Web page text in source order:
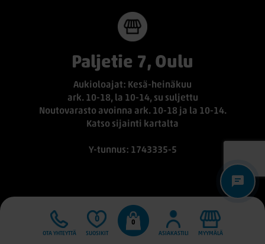
Paljetie 7, Oulu
Aukioloajat: Kesä-heinäkuu
ark. 10-18, la 10-14, su suljettu
Noutovarasto avoinna ark. 10-18 ja la 10-14.
Katso sijainti kartalta
Y-tunnus: 1743335-5
OTA YHTEYTTÄ
0
SUOSIKIT
0
ASIAKASTILI
MYYMÄLÄ